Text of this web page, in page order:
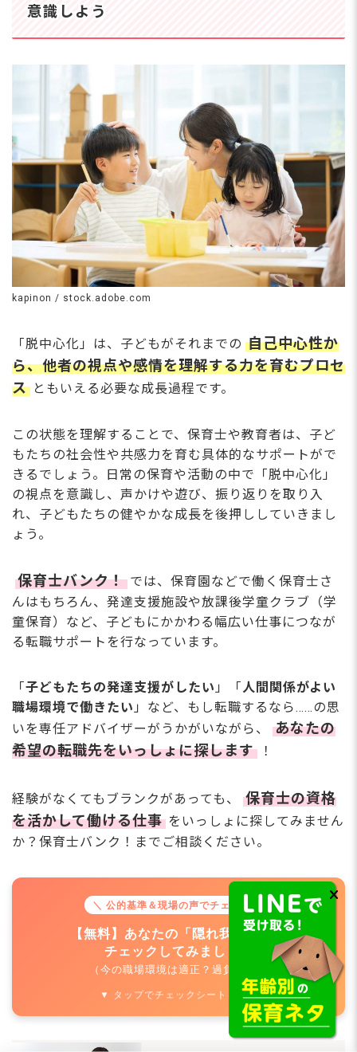
意識しよう
kapinon / stock.adobe.com
「脱中心化」は、子どもがそれまでの 自己中心性か
ら、他者の視点や感情を理解する力を育むプロセ
ス ともいえる必要な成長過程です。
この状態を理解することで、保育士や教育者は、子ど
もたちの社会性や共感力を育む具体的なサポートがで
きるでしょう。日常の保育や活動の中で「脱中心化」
の視点を意識し、声かけや遊び、振り返りを取り入
れ、子どもたちの健やかな成長を後押ししていきまし
ょう。
保育士バンク！ では、保育園などで働く保育士さ
んはもちろん、発達支援施設や放課後学童クラブ（学
童保育）など、子どもにかかわる幅広い仕事につなが
る転職サポートを行なっています。
「子どもたちの発達支援がしたい 」「人間関係がよい
職場環境で働きたい 」など、もし転職するなら……の思
いを専任アドバイザーがうかがいながら、
あなたの
希望の転職先をいっしょに探します
！
経験がなくてもブランクがあっても、
保育士の資格
を活かして働ける仕事 をいっしょに探してみません
か？保育士バンク！までご相談ください。
＼ 公的基準＆現場の声でチェック ／
【無料】あなたの「隠れ我慢」度を
チェックしてみましょう
（今の職場環境は適正？過負荷？）
▼ タップでチェックシートを開く